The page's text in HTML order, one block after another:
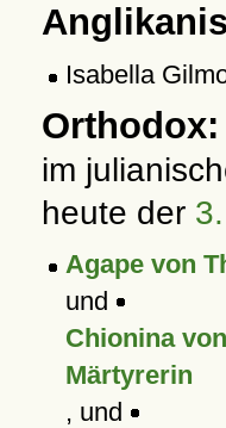
Isabella
Orthodox:
im
heute der
Agape von
und
Chionina
Märtyrerin
, und